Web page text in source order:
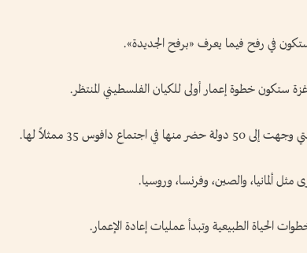
في رفح فيما يعرف «برفح الجديدة».
ستكون خطوة إعمار أولى للكيان الفلسطيني المنتظر.
دافوس 35 ممثلاً لها.
ألمانيا، والصين، وفرنسا، وروسيا.
الحياة الطبيعية وتبدأ عمليات إعادة الإعمار.